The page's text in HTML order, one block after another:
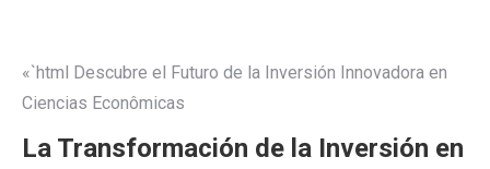
«`html Descubre el Futuro de la Inversión Innovadora en
Ciencias Econômicas
La Transformación de la Inversión en